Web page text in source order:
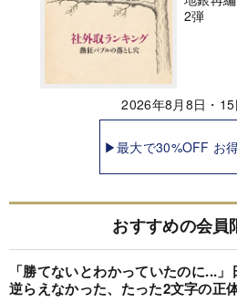
2弾
2026年8月8日・
▶最大で30%OFF お
おすすめの会員
「勝てないとわかっていたのに...
逆らえなかった、たった2文字の正